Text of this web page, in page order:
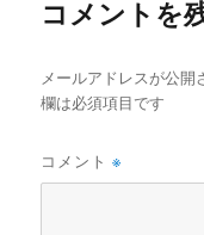
コメントを
メールアドレスが公開
欄は必須項目です
コメント※